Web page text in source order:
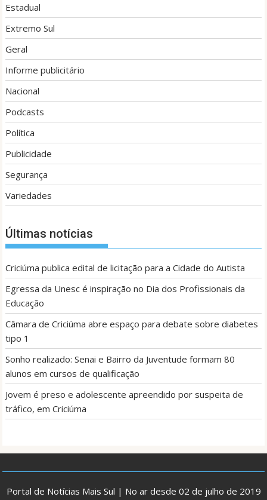
Estadual
Extremo Sul
Geral
Informe publicitário
Nacional
Podcasts
Política
Publicidade
Segurança
Variedades
Últimas notícias
Criciúma publica edital de licitação para a Cidade do Autista
Egressa da Unesc é inspiração no Dia dos Profissionais da
Educação
Câmara de Criciúma abre espaço para debate sobre diabetes
tipo 1
Sonho realizado: Senai e Bairro da Juventude formam 80
alunos em cursos de qualificação
Jovem é preso e adolescente apreendido por suspeita de
tráfico, em Criciúma
Portal de Notícias Mais Sul | No ar desde 02 de julho de 2019